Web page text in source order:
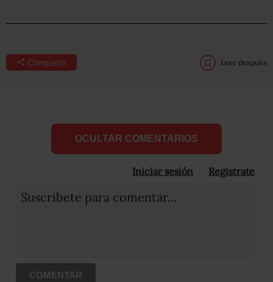
Compartir Leer después
OCULTAR COMENTARIOS
Iniciar sesión Registrate
Suscribete para comentar...
COMENTAR